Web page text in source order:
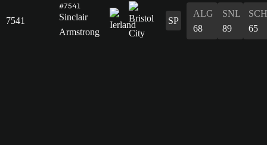
7541
#7541
Sinclair
Armstrong
SP
ALG
68
SNL
89
SCH
65